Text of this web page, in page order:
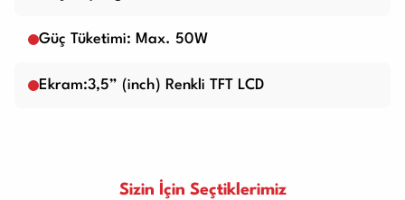
Güç Tüketimi: Max. 50W
Ekram:3,5” (inch) Renkli TFT LCD
Sizin İçin Seçtiklerimiz